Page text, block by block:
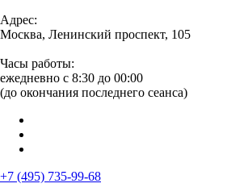
Адрес:
Москва, Ленинский проспект, 105
Часы работы:
ежедневно с 8:30 до 00:00
(до окончания последнего сеанса)
+7 (495) 735-99-68